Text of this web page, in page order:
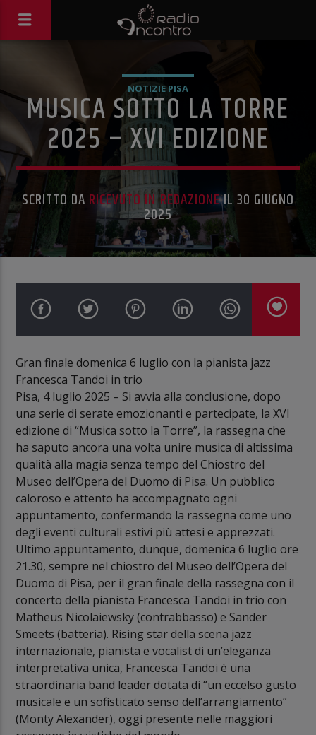
NOTIZIE PISA
MUSICA SOTTO LA TORRE
2025 – XVI EDIZIONE
SCRITTO DA RICEVUTO IN REDAZIONEIL 30 GIUGNO
2025
Gran finale domenica 6 luglio con la pianista jazz
Francesca Tandoi in trio
Pisa, 4 luglio 2025 – Si avvia alla conclusione, dopo
una serie di serate emozionanti e partecipate, la XVI
edizione di “Musica sotto la Torre”, la rassegna che
ha saputo ancora una volta unire musica di altissima
qualità alla magia senza tempo del Chiostro del
Museo dell’Opera del Duomo di Pisa. Un pubblico
caloroso e attento ha accompagnato ogni
appuntamento, confermando la rassegna come uno
degli eventi culturali estivi più attesi e apprezzati.
Ultimo appuntamento, dunque, domenica 6 luglio ore
21.30, sempre nel chiostro del Museo dell’Opera del
Duomo di Pisa, per il gran finale della rassegna con il
concerto della pianista Francesca Tandoi in trio con
Matheus Nicolaiewsky (contrabbasso) e Sander
Smeets (batteria). Rising star della scena jazz
internazionale, pianista e vocalist di un’eleganza
interpretativa unica, Francesca Tandoi è una
straordinaria band leader dotata di “un eccelso gusto
musicale e un sofisticato senso dell’arrangiamento”
(Monty Alexander), oggi presente nelle maggiori